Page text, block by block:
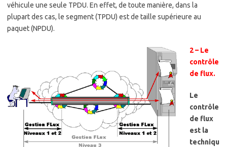
véhicule une seule TPDU. En effet, de toute manière, dans la
plupart des cas, le segment (TPDU) est de taille supérieure au
paquet (NPDU).
2 – Le
contrôle
de flux.
Le
contrôle
de flux
est la
techniqu